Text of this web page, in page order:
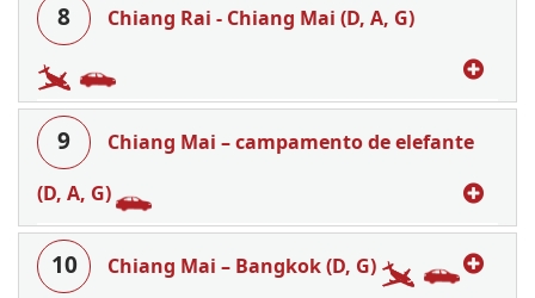
8 Chiang Rai - Chiang Mai (D, A, G)
9
Chiang Mai – campamento de elefante
(D, A, G)
10 Chiang Mai – Bangkok (D, G)